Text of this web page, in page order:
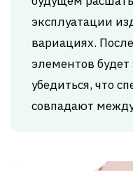
эксплуатации
вариациях.
элементов
убедиться, что
совпадают